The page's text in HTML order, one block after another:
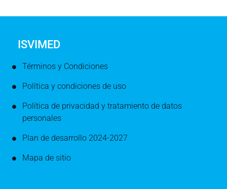
ISVIMED
Términos y Condiciones
Política y condiciones de uso
Política de privacidad y tratamiento de datos
personales
Plan de desarrollo 2024-2027
Mapa de sitio